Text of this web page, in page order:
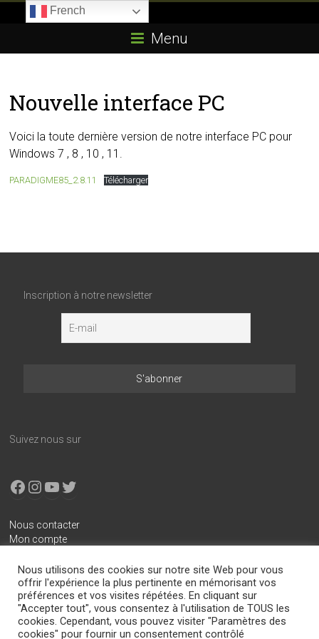
E85.com
passion
boîtier
éthanol
Menu
Nouvelle interface PC
Voici la toute dernière version de notre interface PC pour
Windows 7 , 8 , 10 , 11.
PARADIGME85_2.8.11 Télécharger
Inscription à notre newsletter
Suivez nous sur
Facebook
Instagram
YouTube
X
Nous contacter
Mon compte
Conditions générales de vente
Mentions légales
Politique de confidentialité
Nous utilisons des cookies sur notre site Web pour vous
offrir l'expérience la plus pertinente en mémorisant vos
préférences et vos visites répétées. En cliquant sur
"Accepter tout", vous consentez à l'utilisation de TOUS les
cookies. Cependant, vous pouvez visiter "Paramètres des
cookies" pour fournir un consentement contrôlé
French